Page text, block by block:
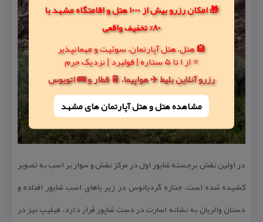
🎁 امکان رزرو بیش از 1000 هتل و اقامتگاه مشهد با
80% تخفیف واقعی
🏨 هتل، هتل آپارتمان، سوئیت و مهمانپذیر
⭐ از 1 تا 5 ستاره | فولبرد | نزدیک حرم
رزرو آنلاین بلیط ✈️ هواپیما، 🚆 قطار و 🚌 اتوبوس
مشاهده هتل و هتل‌ آپارتمان های مشهد
در اولین نقش برجسته شاپور اول در مركز نقش و سوار بر اسب به تصویر
كشیده شده است. جنازه گردیانوس در زیر پاهای اسب شاپور افتاده و
دستان والریان به نشانه اسارت در دست شاپور قرار دارد. فیلیپ نیز در